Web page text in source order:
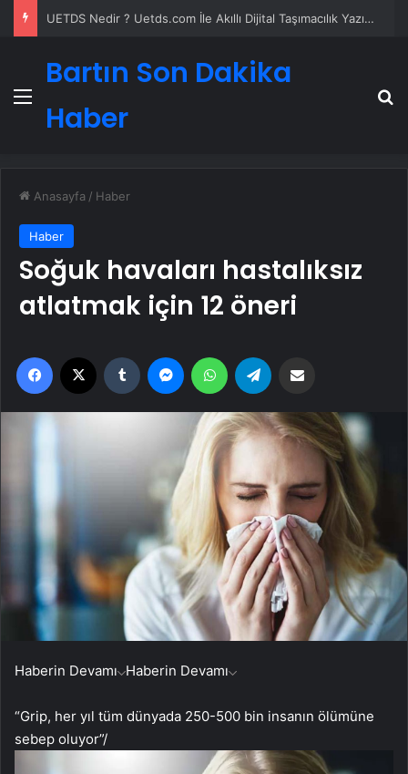
4 Omuz Çatı Modelleri ve Nasıl Yapılır
Menü
Bartın Son Dakika
Haber
Anasayfa / Haber
Haber
Soğuk havaları hastalıksız
atlatmak için 12 öneri
Facebook Tumblr MessengerWhatsApp
Haberin Devamı Haberin Devamı
“Grip, her yıl tüm dünyada 250-500 bin insanın ölümüne
sebep oluyor”/